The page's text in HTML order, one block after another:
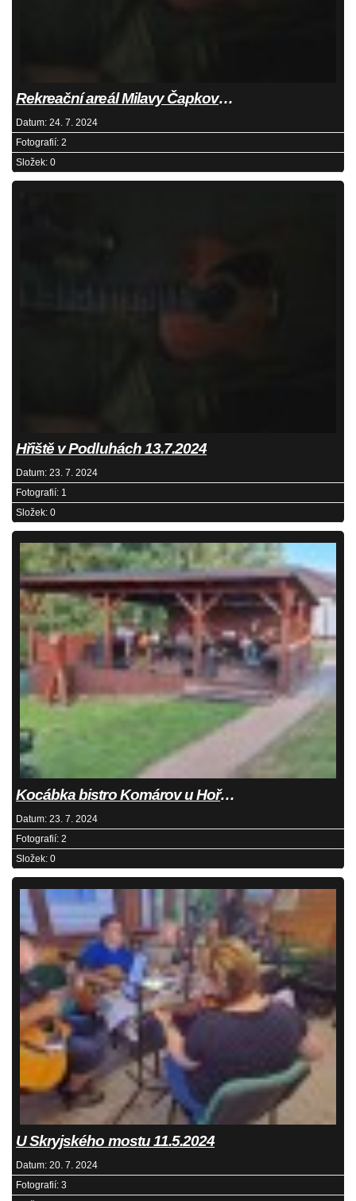
Rekreační areál Milavy Čapková 20.7.2024
Datum: 24. 7. 2024
Fotografií: 2
Složek: 0
Hřiště v Podluhách 13.7.2024
Datum: 23. 7. 2024
Fotografií: 1
Složek: 0
Kocábka bistro Komárov u Hořovic 22.6.2024
Datum: 23. 7. 2024
Fotografií: 2
Složek: 0
U Skryjského mostu 11.5.2024
Datum: 20. 7. 2024
Fotografií: 3